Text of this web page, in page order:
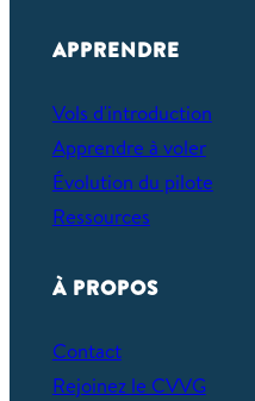
a
c
h
APPRENDRE
Vols d'introduction
Apprendre à voler
Évolution du pilote
Ressources
À PROPOS
Contact
Rejoinez le CVVG